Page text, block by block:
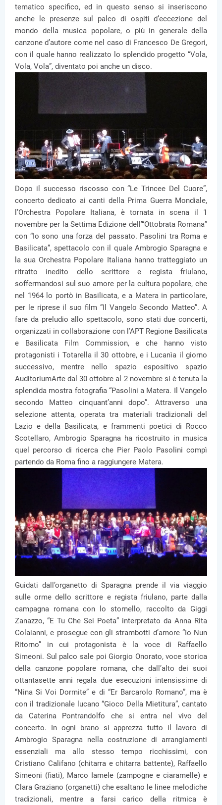
tematico specifico, ed in questo senso si inseriscono
anche le presenze sul palco di ospiti d’eccezione del
mondo della musica popolare, o più in generale della
canzone d’autore come nel caso di Francesco De Gregori,
con il quale hanno realizzato lo splendido progetto “Vola,
Vola, Vola”, diventato poi anche un disco.
Dopo il successo riscosso con “Le Trincee Del Cuore”,
concerto dedicato ai canti della Prima Guerra Mondiale,
l’Orchestra Popolare Italiana, è tornata in scena il 1
novembre per la Settima Edizione dell’“Ottobrata Romana”
con “Io sono una forza del passato. Pasolini tra Roma e
Basilicata”, spettacolo con il quale Ambrogio Sparagna e
la sua Orchestra Popolare Italiana hanno tratteggiato un
ritratto inedito dello scrittore e regista friulano,
soffermandosi sul suo amore per la cultura popolare, che
nel 1964 lo portò in Basilicata, e a Matera in particolare,
per le riprese il suo film “Il Vangelo Secondo Matteo”. A
fare da preludio allo spettacolo, sono stati due concerti,
organizzati in collaborazione con l’APT Regione Basilicata
e Basilicata Film Commission, e che hanno visto
protagonisti i Totarella il 30 ottobre, e i Lucanìa il giorno
successivo, mentre nello spazio espositivo spazio
AuditoriumArte dal 30 ottobre al 2 novembre si è tenuta la
splendida mostra fotografia “Pasolini a Matera. Il Vangelo
secondo Matteo cinquant’anni dopo”. Attraverso una
selezione attenta, operata tra materiali tradizionali del
Lazio e della Basilicata, e frammenti poetici di Rocco
Scotellaro, Ambrogio Sparagna ha ricostruito in musica
quel percorso di ricerca che Pier Paolo Pasolini compì
partendo da Roma fino a raggiungere Matera.
Guidati dall’organetto di Sparagna prende il via viaggio
sulle orme dello scrittore e regista friulano, parte dalla
campagna romana con lo stornello, raccolto da Giggi
Zanazzo, “E Tu Che Sei Poeta” interpretato da Anna Rita
Colaianni, e prosegue con gli strambotti d’amore “Io Nun
Ritorno” in cui protagonista è la voce di Raffaello
Simeoni. Sul palco sale poi Giorgio Onorato, voce storica
della canzone popolare romana, che dall’alto dei suoi
ottantasette anni regala due esecuzioni intensissime di
“Nina Si Voi Dormite” e di “Er Barcarolo Romano”, ma è
con il tradizionale lucano “Gioco Della Mietitura”, cantato
da Caterina Pontrandolfo che si entra nel vivo del
concerto. In ogni brano si apprezza tutto il lavoro di
Ambrogio Sparagna nella costruzione di arrangiamenti
essenziali ma allo stesso tempo ricchissimi, con
Cristiano Califano (chitarra e chitarra battente), Raffaello
Simeoni (fiati), Marco Iamele (zampogne e ciaramelle) e
Clara Graziano (organetti) che esaltano le linee melodiche
tradizionali, mentre a farsi carico della ritmica è